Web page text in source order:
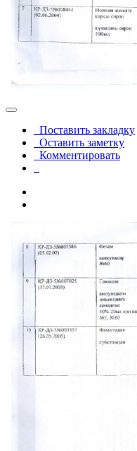
Поставить закладку
Оставить заметку
Комментировать